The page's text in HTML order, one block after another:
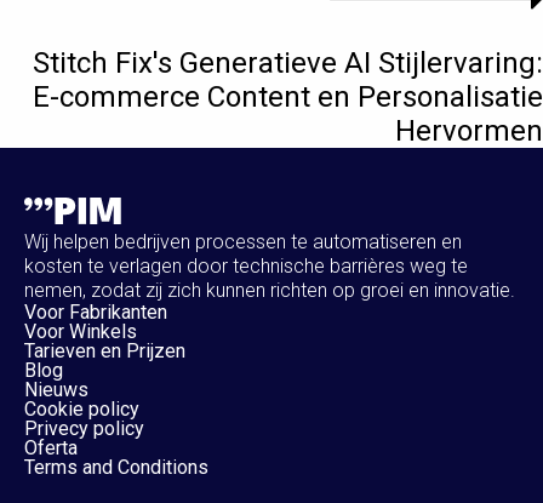
Stitch Fix's Generatieve AI Stijlervaring:
E-commerce Content en Personalisatie
Hervormen
Wij helpen bedrijven processen te automatiseren en
kosten te verlagen door technische barrières weg te
nemen, zodat zij zich kunnen richten op groei en innovatie.
Voor Fabrikanten
Voor Winkels
Tarieven en Prijzen
Blog
Nieuws
Cookie policy
Privecy policy
Oferta
Terms and Conditions